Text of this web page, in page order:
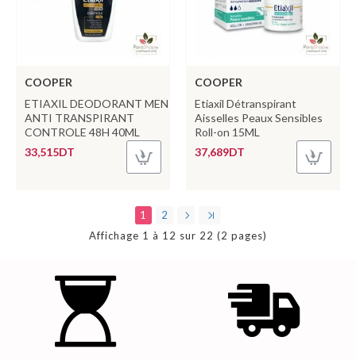
COOPER
ETIAXIL DEODORANT MEN
ANTI TRANSPIRANT
CONTROLE 48H 40ML
33,515DT
COOPER
Etiaxil Détranspirant
Aisselles Peaux Sensibles
Roll-on 15ML
37,689DT
1
2
Affichage 1 à 12 sur 22 (2 pages)